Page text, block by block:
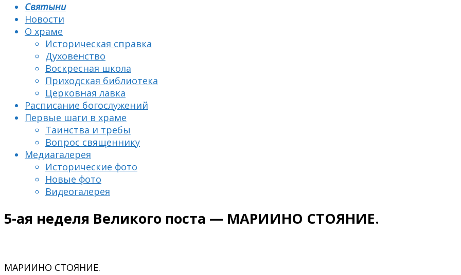
Святыни
Новости
О храме
Историческая справка
Духовенство
Воскресная школа
Приходская библиотека
Церковная лавка
Расписание богослужений
Первые шаги в храме
Таинства и требы
Вопрос священнику
Медиагалерея
Исторические фото
Новые фото
Видеогалерея
5-ая неделя Великого поста — МАРИИНО СТОЯНИЕ.
МАРИИНО СТОЯНИЕ.